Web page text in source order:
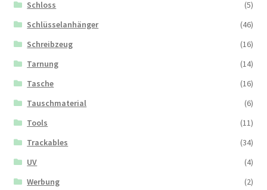
Schloss
(5)
Schlüsselanhänger
(46)
Schreibzeug
(16)
Tarnung
(14)
Tasche
(16)
Tauschmaterial
(6)
Tools
(11)
Trackables
(34)
UV
(4)
Werbung
(2)